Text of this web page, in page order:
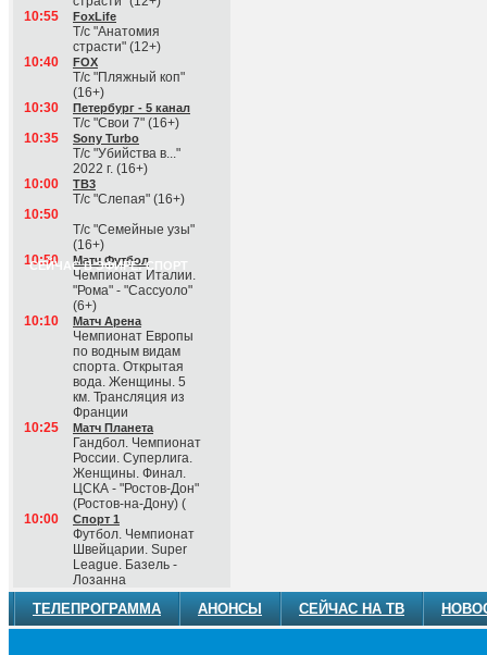
10:55
FoxLife
Т/с "Анатомия
страсти" (12+)
10:40
FOX
Т/с "Пляжный коп"
(16+)
10:30
Петербург - 5 канал
Т/с "Свои 7" (16+)
10:35
Sony Turbo
Т/с "Убийства в..."
2022 г. (16+)
10:00
ТВ3
Т/с "Слепая" (16+)
10:50
Т/с "Семейные узы"
(16+)
СЕЙЧАС В ЭФИРЕ: СПОРТ
10:50 Матч Футбол
Чемпионат Италии.
"Рома" - "Сассуоло"
(6+)
10:10
Матч Арена
Чемпионат Европы
по водным видам
спорта. Открытая
вода. Женщины. 5
км. Трансляция из
Франции
10:25
Матч Планета
Гандбол. Чемпионат
России. Суперлига.
Женщины. Финал.
ЦСКА - "Ростов-Дон"
(Ростов-на-Дону) (
10:00
Спорт 1
Футбол. Чемпионат
Швейцарии. Super
League. Базель -
Лозанна
ТЕЛЕПРОГРАММА АНОНСЫ СЕЙЧАС НА ТВ